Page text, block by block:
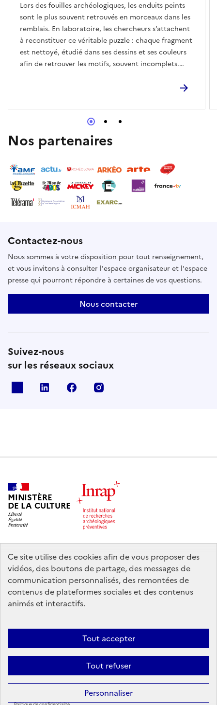
Ce site utilise des cookies afin de vous proposer des
vidéos, des boutons de partage, des messages de
communication personnalisés, des remontées de
contenus de plateformes sociales et des contenus
animés et interactifs.
Tout accepter
Tout refuser
Personnaliser
Lors des fouilles archéologiques, les enduits peints
sont le plus souvent retrouvés en morceaux dans les
remblais. En laboratoire, les chercheurs s’attachent
à reconstituer ce véritable puzzle : chaque fragment
est nettoyé, étudié dans ses dessins et ses couleurs
afin de retrouver les motifs, souvent incomplets.
fresques du Clos de la Lombarde et de la villa de la
Nos partenaires
Contactez-nous
Nous sommes à votre disposition pour tout renseignement,
et vous invitons à consulter l'espace organisateur et l'espace
presse qui pourront répondre à certaines de vos questions.
Nous contacter
Suivez-nous
sur les réseaux sociaux
Linkedin Facebook
MINISTÈRE
DE LA CULTURE
legifrance.gouv.fr
info.gouv.fr
service-public.gouv.fr
data.gouv.fr
Nous contacter Mentions légales
Accessibilité : partiellement
Politique d’utilisation des témoins de connexion (cookies)
Politique générale de protection des données
Sauf mention contraire, tous les contenus de ce site sont sous